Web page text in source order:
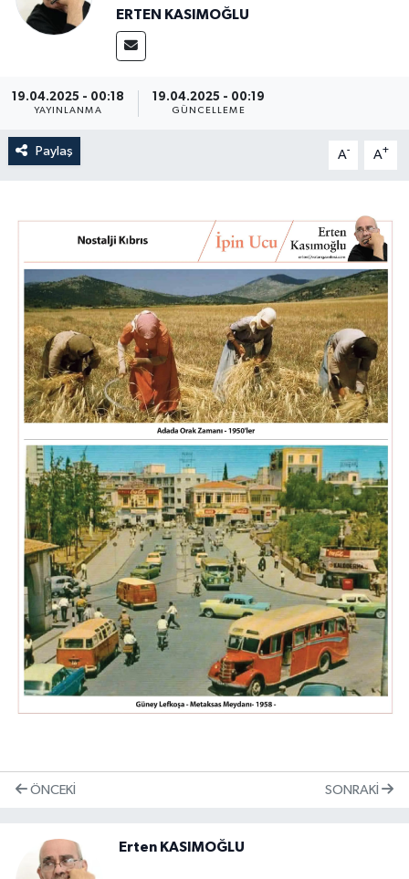
ERTEN KASIMOĞLU
19.04.2025 - 00:18
YAYINLANMA
19.04.2025 - 00:19
GÜNCELLEME
Paylaş A- A+
ÖNCEKI SONRAKI
Erten KASIMOĞLU